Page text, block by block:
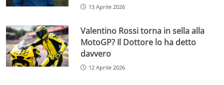
13 Aprile 2026
Valentino Rossi torna in sella alla
MotoGP? Il Dottore lo ha detto
davvero
12 Aprile 2026